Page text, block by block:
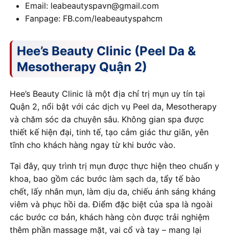
Email: leabeautyspavn@gmail.com
Fanpage: FB.com/leabeautyspahcm
Hee’s Beauty Clinic (Peel Da &
Mesotherapy Quận 2)
Hee’s Beauty Clinic là một địa chỉ trị mụn uy tín tại
Quận 2, nổi bật với các dịch vụ Peel da, Mesotherapy
và chăm sóc da chuyên sâu. Không gian spa được
thiết kế hiện đại, tinh tế, tạo cảm giác thư giãn, yên
tĩnh cho khách hàng ngay từ khi bước vào.
Tại đây, quy trình trị mụn được thực hiện theo chuẩn y
khoa, bao gồm các bước làm sạch da, tẩy tế bào
chết, lấy nhân mụn, làm dịu da, chiếu ánh sáng kháng
viêm và phục hồi da. Điểm đặc biệt của spa là ngoài
các bước cơ bản, khách hàng còn được trải nghiệm
thêm phần massage mặt, vai cổ và tay – mang lại